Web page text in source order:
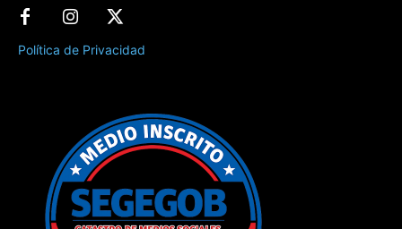
Política de Privacidad